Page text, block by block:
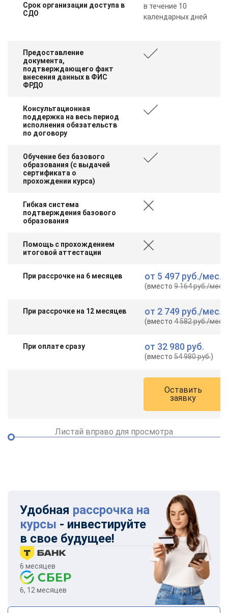
Срок организации доступа в
СДО
в течение 10
календарных дней
Предоставление
документа,
подтверждающего факт
внесения данных в ФИС
ФРДО
Консультационная
поддержка на весь период
исполнения обязательств
по договору
Обучение без базового
образования (с выдачей
сертификата о
прохождении курса)
Гибкая система
подтверждения базового
образования
Помощь с прохождением
итоговой аттестации
При рассрочке на 6 месяцев от 5 497 руб./мес.
(вместо9 164 руб./мес.
При рассрочке на 12 месяцев от 2 749 руб./мес.
(вместо4 582 руб./мес.
При оплате сразу от 32 980 руб.
(вместо54 980 руб.)
Оставить
заявку
Листай вправо для просмотра
Удобная рассрочка на
курсы - инвестируйте
в свое будущее!
6 месяцев
6, 12 месяцев
ChatApp